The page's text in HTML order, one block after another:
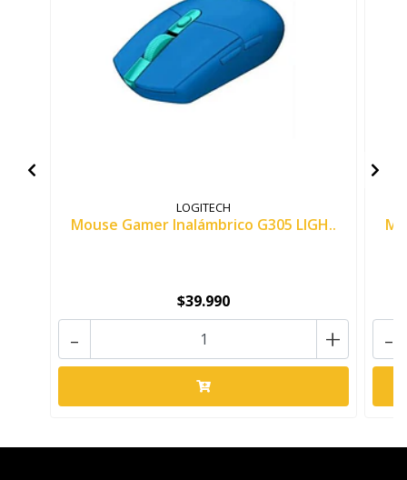
LOGITECH
Mouse Gamer Inalámbrico G305 LIGH..
$39.990
+
- -